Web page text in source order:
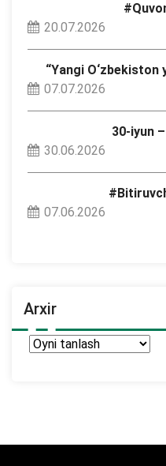
20.07.2026
“Yangi
07.07.2026
30-iyun
30.06.2026
07.06.2026
Arxir
Arxir